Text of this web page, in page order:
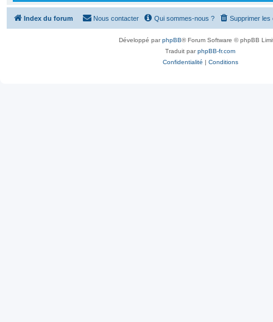
Index du forum Supprimer les
Qui sommes-nous ?
Nous contacter
Développé parphpBB® Forum Software © phpBB
Traduit parphpBB-fr.com
Confidentialité | Conditions